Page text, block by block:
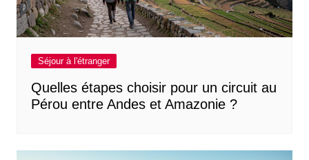
Séjour à l'étranger
Quelles étapes choisir pour un circuit au
Pérou entre Andes et Amazonie ?